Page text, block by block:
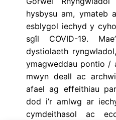
hysbysu am, ymateb
esblygol iechyd y
sgîl COVID-19.
dystiolaeth
ymagweddau pontio /
mwyn deall ac
afael ag effeithiau
dod i’r amlwg ar
cymdeithasol ac